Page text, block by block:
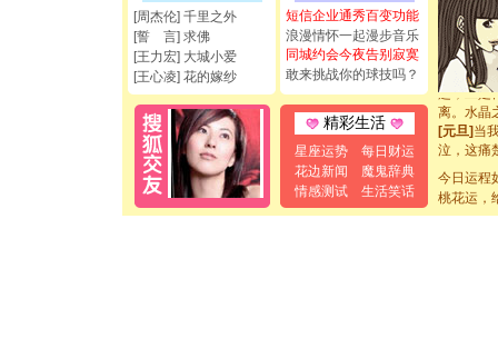
[周杰伦] 千里之外
[誓 言] 求佛
[王力宏] 大城小爱
[王心凌] 花的嫁纱
短信企业通秀百变功能
浪漫情怀一起漫步音乐
同城约会今夜告别寂寞
敢来挑战你的球技吗？
精彩生活
星座运势
每日财运
花边新闻
魔鬼辞典
情感测试
生活笑话
[元旦]看
断电。
你是我
[元旦]如
起；二是
离。水晶
[元旦]当
泣，这痛
卖了。水
[春节]风
颜！冬去
道一声平
今日运程
桃花运，